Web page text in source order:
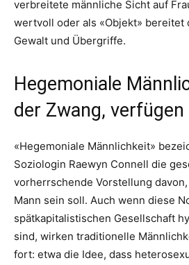
verbreitete männliche Sicht auf
wertvoll oder als «Objekt» bereitet
Gewalt und Übergriffe.
Hegemoniale
der Zwang,
«Hegemoniale Männlichkeit»
Soziologin Raewyn Connell die
vorherrschende Vorstellung
Mann sein soll. Auch wenn diese
spätkapitalistischen Gesellschaft
sind, wirken traditionelle
fort: etwa die Idee, dass